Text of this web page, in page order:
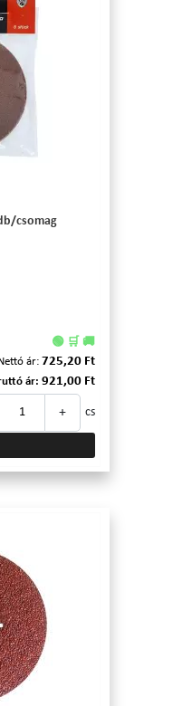
csomag
🟢 🛒 🚚
Nettó ár: 725,20 Ft
ár: 921,00 Ft
+ cs